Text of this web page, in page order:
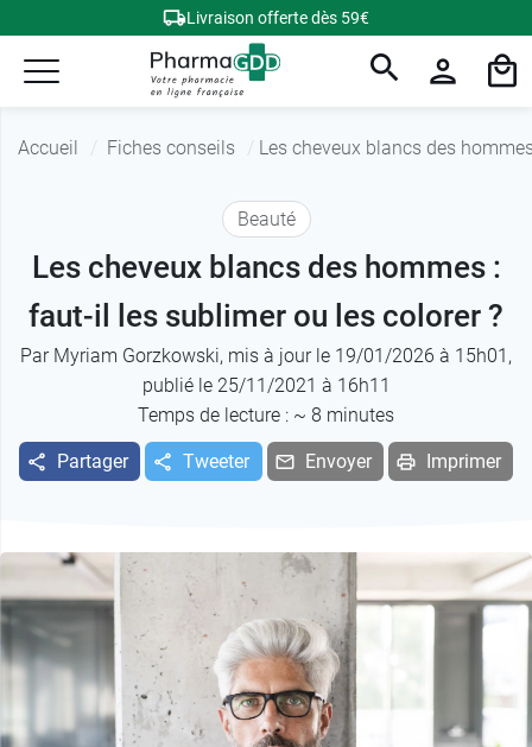
Livraison offerte dès 59€
Accueil Fiches conseils Les cheveux blancs des
Beauté
Les cheveux blancs des hommes :
faut-il les sublimer ou les colorer ?
Par Myriam Gorzkowski, mis à jour le 19/01/2026 à 15h01,
publié le 25/11/2021 à 16h11
Temps de lecture : ~ 8 minutes
Partager Tweeter Envoyer Imprimer